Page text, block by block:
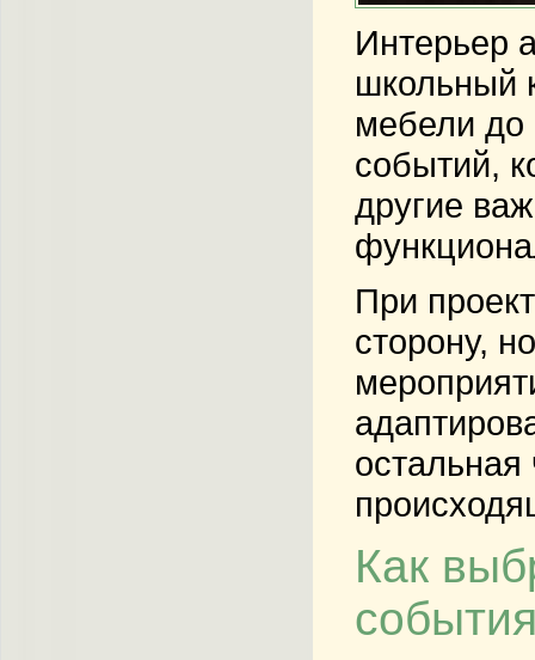
Интерьер
школьный
мебели до
событий,
другие
При
сторону,
остальная
Как